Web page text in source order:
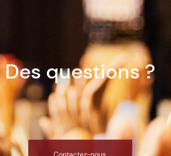
Des questions ?
Contactez-nous